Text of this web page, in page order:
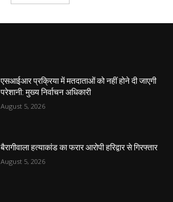
एसआईआर प्रक्रिया में मतदाताओं को नहीं होने दी जाएगी
परेशानी: मुख्य निर्वाचन अधिकारी
August 5, 2026
बैरागीवाला हत्याकांड का फरार आरोपी हरिद्वार से गिरफ्तार
August 5, 2026